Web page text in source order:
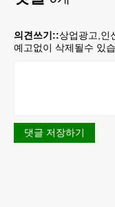
의견쓰기::상업광고,인
예고없이 삭제될수 있
댓글 저장하기